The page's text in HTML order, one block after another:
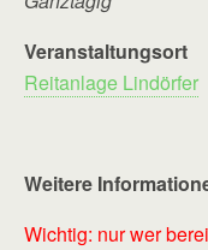
Veranstaltungsort
Reitanlage Lindörfer
Weitere
Wichtig: nur wer